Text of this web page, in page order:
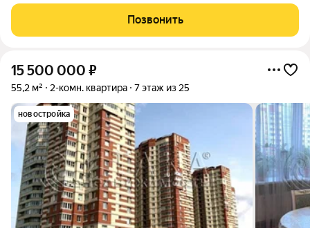
развитых районов города.
Позвонить
15 500 000 ₽
55,2 м² 2-комн. квартира 7 этаж из 25
новостройка